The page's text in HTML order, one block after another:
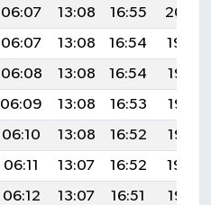
06:07 13:08 16:55
20:00
06:07 13:08 16:54
19:59
06:08 13:08 16:54
19:58
06:09 13:08 16:53
19:56
06:10 13:08 16:52
19:55
06:11 13:07 16:52
19:54
06:12 13:07 16:51
19:52